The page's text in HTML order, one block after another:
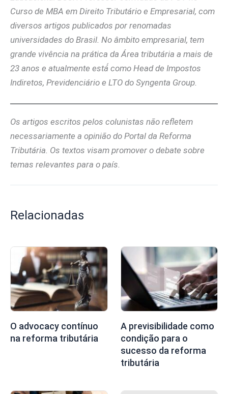
Curso de MBA em Direito Tributário e Empresarial, com
diversos artigos publicados por renomadas
universidades do Brasil. No âmbito empresarial, tem
grande vivência na prática da Área tributária a mais de
23 anos e atualmente está́ como Head de Impostos
Indiretos, Previdenciário e LTO do Syngenta Group.
Os artigos escritos pelos colunistas não refletem
necessariamente a opinião do Portal da Reforma
Tributária. Os textos visam promover o debate sobre
temas relevantes para o país.
Relacionadas
O advocacy contínuo
na reforma tributária
A previsibilidade como
condição para o
sucesso da reforma
tributária